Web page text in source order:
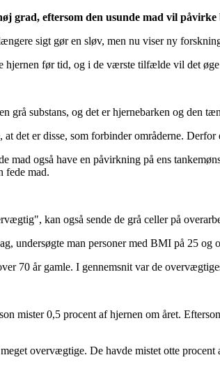
grad, eftersom den usunde mad vil påvirke
sigt gør en sløv, men nu viser ny
før tid, og i de værste tilfælde vil det øge
grå substans, og det er hjernebarken og den
det er disse, som forbinder områderne.
mad også have en påvirkning på ens
fede mad.
kan også sende de grå celler på
undersøgte man personer med BMI på 25 og
70 år gamle. I gennemsnit var de
mister 0,5 procent af hjernen om året.
overvægtige. De havde mistet otte